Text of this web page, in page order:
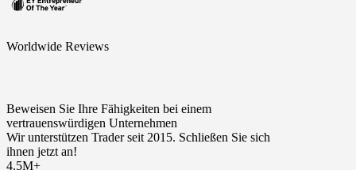
Worldwide Reviews
Beweisen Sie Ihre Fähigkeiten bei einem
vertrauenswürdigen Unternehmen
Wir unterstützen Trader seit 2015. Schließen Sie sich
ihnen jetzt an!
4.5M+